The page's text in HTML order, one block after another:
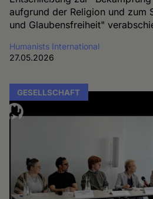
aufgrund der Religion und zum
und Glaubensfreiheit"
Humanists International
27.05.2026
GESELLSCHAFT